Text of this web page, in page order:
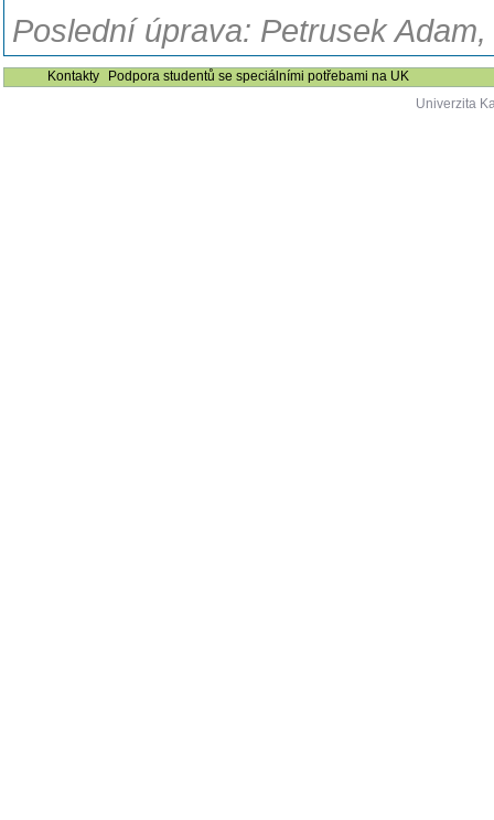
Poslední úprava: Petrusek
Kontakty
Podpora studentů se speciálními potřebami na UK
Univerzita